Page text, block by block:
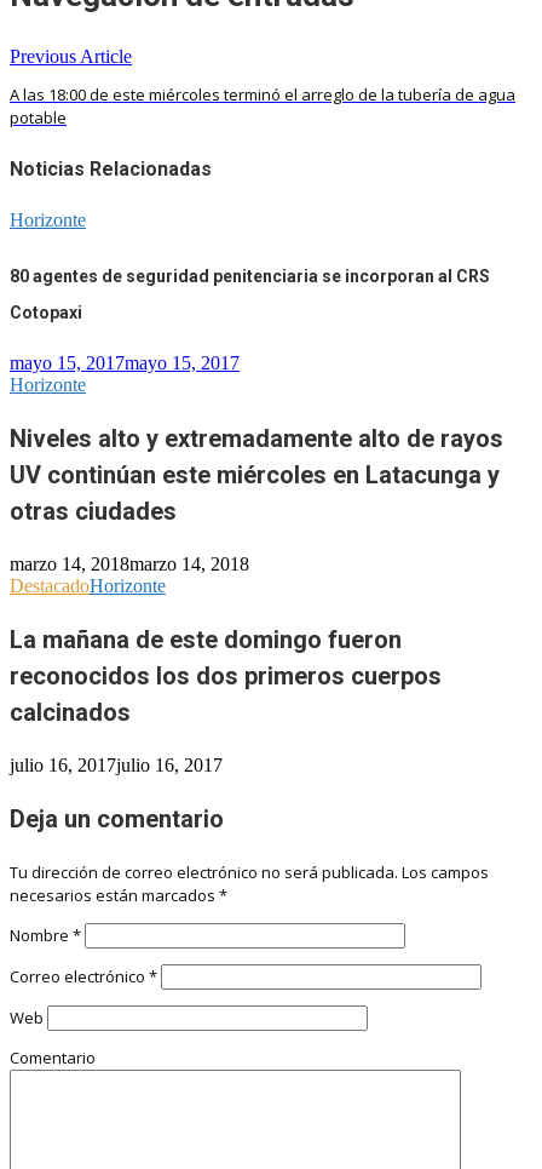
Previous Article
A las 18:00 de este miércoles terminó el arreglo de la tubería de agua
potable
Noticias Relacionadas
Horizonte
80 agentes de seguridad penitenciaria se incorporan al CRS
Cotopaxi
mayo 15, 2017mayo 15, 2017
Horizonte
Niveles alto y extremadamente alto de rayos
UV continúan este miércoles en Latacunga y
otras ciudades
marzo 14, 2018marzo 14, 2018
DestacadoHorizonte
La mañana de este domingo fueron
reconocidos los dos primeros cuerpos
calcinados
julio 16, 2017julio 16, 2017
Deja un comentario
Tu dirección de correo electrónico no será publicada. Los campos
necesarios están marcados *
Nombre *
Correo electrónico *
Web
Comentario